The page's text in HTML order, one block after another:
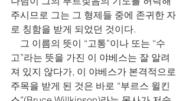
주시므로 그는 그 형제들 중에 존귀한 자
로 칭함을 받게 되었던 것이다.
그 이름의 뜻이 “고통”이나 또는 “수
고”라는 뜻을 가진 이 야베스는 잘 알려
져 있지 않다가, 이 야베스가 본격적으로
주목을 받게 된 것은 바로 “부르스 윌킨